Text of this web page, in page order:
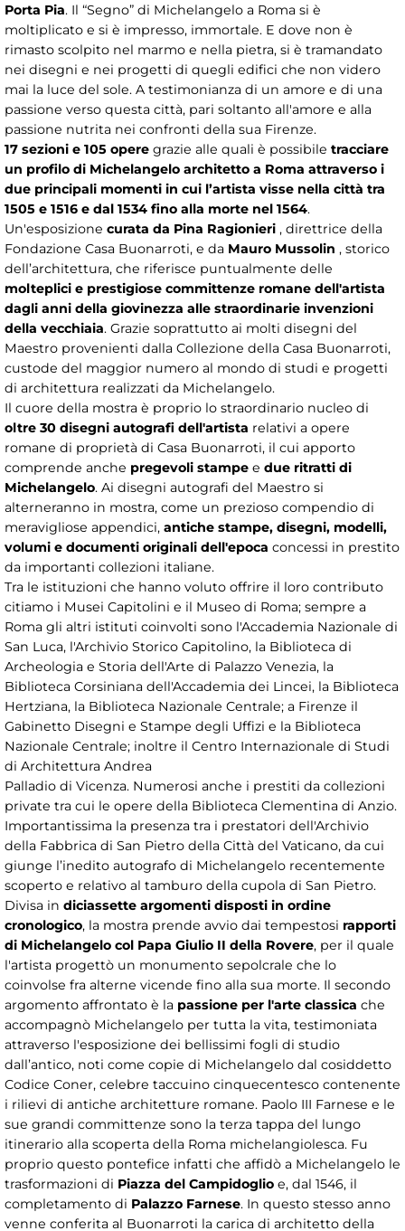
Porta Pia. Il “Segno” di Michelangelo a Roma si è
moltiplicato e si è impresso, immortale. E dove non è
rimasto scolpito nel marmo e nella pietra, si è tramandato
nei disegni e nei progetti di quegli edifici che non videro
mai la luce del sole. A testimonianza di un amore e di una
passione verso questa città, pari soltanto all'amore e alla
passione nutrita nei confronti della sua Firenze.
17 sezioni e 105 opere grazie alle quali è possibile tracciare
un profilo di Michelangelo architetto a Roma attraverso i
due principali momenti in cui l’artista visse nella città tra
1505 e 1516 e dal 1534 fino alla morte nel 1564.
Un'esposizione curata da Pina Ragionieri , direttrice della
Fondazione Casa Buonarroti, e da Mauro Mussolin , storico
dell’architettura, che riferisce puntualmente delle
molteplici e prestigiose committenze romane dell'artista
dagli anni della giovinezza alle straordinarie invenzioni
della vecchiaia. Grazie soprattutto ai molti disegni del
Maestro provenienti dalla Collezione della Casa Buonarroti,
custode del maggior numero al mondo di studi e progetti
di architettura realizzati da Michelangelo.
Il cuore della mostra è proprio lo straordinario nucleo di
oltre 30 disegni autografi dell'artista relativi a opere
romane di proprietà di Casa Buonarroti, il cui apporto
comprende anche pregevoli stampe e due ritratti di
Michelangelo. Ai disegni autografi del Maestro si
alterneranno in mostra, come un prezioso compendio di
meravigliose appendici, antiche stampe, disegni, modelli,
volumi e documenti originali dell'epoca concessi in prestito
da importanti collezioni italiane.
Tra le istituzioni che hanno voluto offrire il loro contributo
citiamo i Musei Capitolini e il Museo di Roma; sempre a
Roma gli altri istituti coinvolti sono l'Accademia Nazionale di
San Luca, l'Archivio Storico Capitolino, la Biblioteca di
Archeologia e Storia dell'Arte di Palazzo Venezia, la
Biblioteca Corsiniana dell'Accademia dei Lincei, la Biblioteca
Hertziana, la Biblioteca Nazionale Centrale; a Firenze il
Gabinetto Disegni e Stampe degli Uffizi e la Biblioteca
Nazionale Centrale; inoltre il Centro Internazionale di Studi
di Architettura Andrea
Palladio di Vicenza. Numerosi anche i prestiti da collezioni
private tra cui le opere della Biblioteca Clementina di Anzio.
Importantissima la presenza tra i prestatori dell'Archivio
della Fabbrica di San Pietro della Città del Vaticano, da cui
giunge l’inedito autografo di Michelangelo recentemente
scoperto e relativo al tamburo della cupola di San Pietro.
Divisa in diciassette argomenti disposti in ordine
cronologico, la mostra prende avvio dai tempestosi rapporti
di Michelangelo col Papa Giulio II della Rovere, per il quale
l'artista progettò un monumento sepolcrale che lo
coinvolse fra alterne vicende fino alla sua morte. Il secondo
argomento affrontato è la passione per l'arte classica che
accompagnò Michelangelo per tutta la vita, testimoniata
attraverso l'esposizione dei bellissimi fogli di studio
dall’antico, noti come copie di Michelangelo dal cosiddetto
Codice Coner, celebre taccuino cinquecentesco contenente
i rilievi di antiche architetture romane. Paolo III Farnese e le
sue grandi committenze sono la terza tappa del lungo
itinerario alla scoperta della Roma michelangiolesca. Fu
proprio questo pontefice infatti che affidò a Michelangelo le
trasformazioni di Piazza del Campidoglio e, dal 1546, il
completamento di Palazzo Farnese. In questo stesso anno
venne conferita al Buonarroti la carica di architetto della